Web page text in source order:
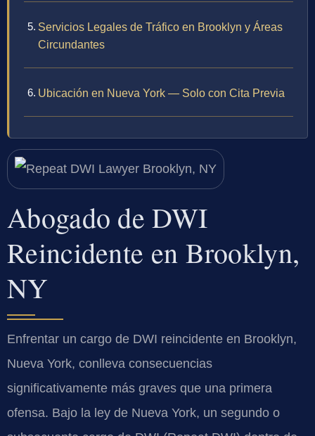
Servicios Legales de Tráfico en Brooklyn y Áreas
Circundantes
Ubicación en Nueva York — Solo con Cita Previa
Abogado de DWI
Reincidente en Brooklyn,
NY
Enfrentar un cargo de DWI reincidente en Brooklyn,
Nueva York, conlleva consecuencias
significativamente más graves que una primera
ofensa. Bajo la ley de Nueva York, un segundo o